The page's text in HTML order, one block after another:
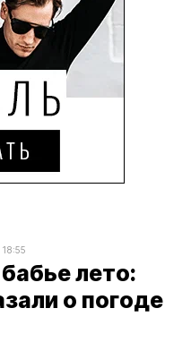
лето:
о погоде